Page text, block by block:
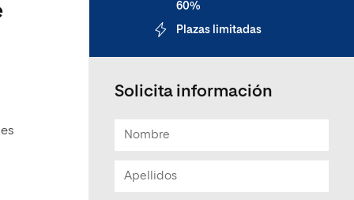
60%
Plazas limitadas
Solicita información